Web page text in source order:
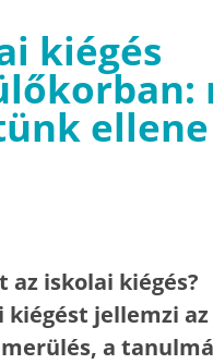
kiégés
az iskolai kiégés?
kiégést jellemzi
a